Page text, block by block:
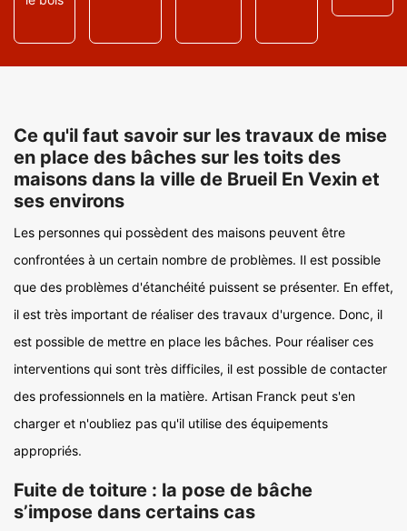
Ce qu'il faut savoir sur les travaux de mise
en place des bâches sur les toits des
maisons dans la ville de Brueil En Vexin et
ses environs
Les personnes qui possèdent des maisons peuvent être
confrontées à un certain nombre de problèmes. Il est possible
que des problèmes d'étanchéité puissent se présenter. En effet,
il est très important de réaliser des travaux d'urgence. Donc, il
est possible de mettre en place les bâches. Pour réaliser ces
interventions qui sont très difficiles, il est possible de contacter
des professionnels en la matière. Artisan Franck peut s'en
charger et n'oubliez pas qu'il utilise des équipements
appropriés.
Fuite de toiture : la pose de bâche
s’impose dans certains cas